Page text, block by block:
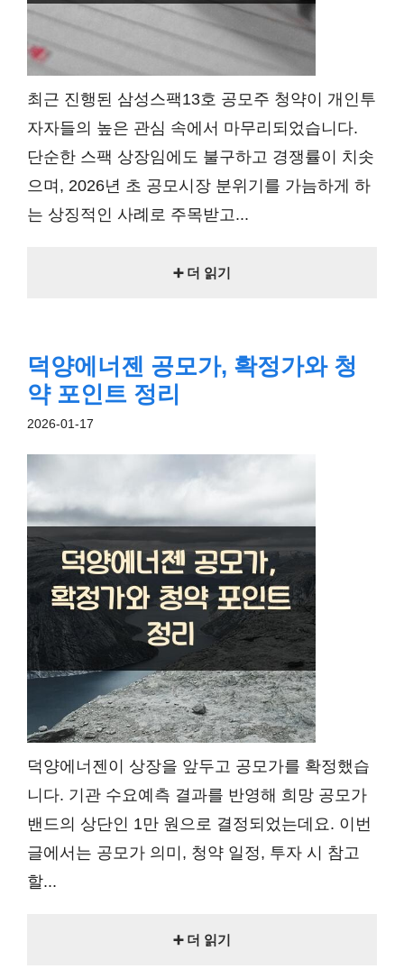
최근 진행된 삼성스팩13호 공모주 청약이 개인투
자자들의 높은 관심 속에서 마무리되었습니다.
단순한 스팩 상장임에도 불구하고 경쟁률이 치솟
으며, 2026년 초 공모시장 분위기를 가늠하게 하
는 상징적인 사례로 주목받고...
➕ 더 읽기
덕양에너젠 공모가, 확정가와 청
약 포인트 정리
2026-01-17
덕양에너젠이 상장을 앞두고 공모가를 확정했습
니다. 기관 수요예측 결과를 반영해 희망 공모가
밴드의 상단인 1만 원으로 결정되었는데요. 이번
글에서는 공모가 의미, 청약 일정, 투자 시 참고
할...
➕ 더 읽기